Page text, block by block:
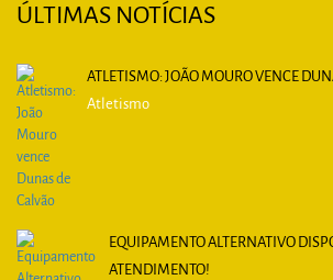
ÚLTIMAS NOTÍCIAS
ATLETISMO: JOÃO MOURO VENCE
Atletismo
EQUIPAMENTO ALTERNATIVO
ATENDIMENTO!